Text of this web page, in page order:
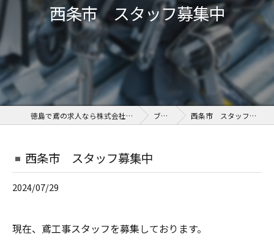
西条市 スタッフ募集中
徳島で鳶の求人なら株式会社NK架設 ブログ 西条市 スタッフ募集中
西条市 スタッフ募集中
2024/07/29
現在、鳶工事スタッフを募集しております。